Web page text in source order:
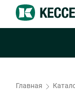
Главная